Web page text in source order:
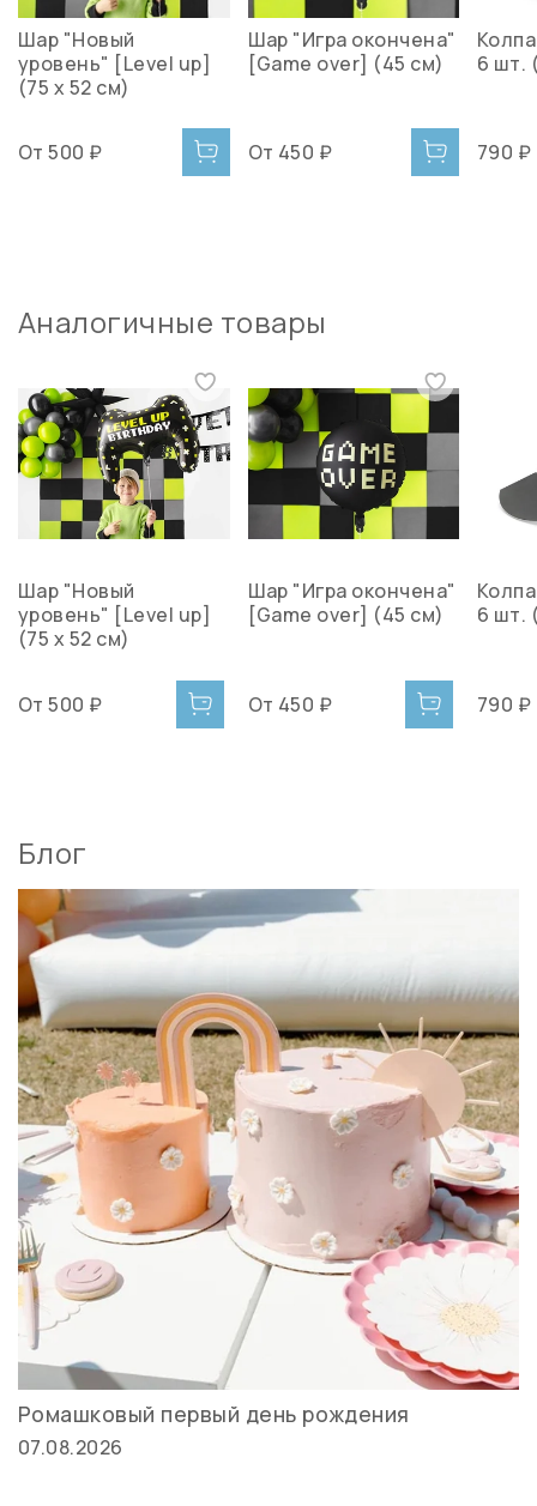
Шар "Новый
уровень" [Level up]
(75 х 52 см)
От 500 ₽
Шар "Игра окончена"
[Game over] (45 см)
От 450 ₽
6 шт.
790 ₽
Аналогичные товары
Шар "Новый
уровень" [Level up]
(75 х 52 см)
От 500 ₽
Шар "Игра окончена"
[Game over] (45 см)
От 450 ₽
6 шт.
790 ₽
Блог
Ромашковый первый день рождения
07.08.2026